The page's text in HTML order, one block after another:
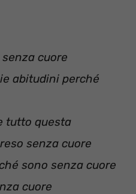
cuore
abitudini perché
tutto questa
senza cuore
sono senza cuore
cuore